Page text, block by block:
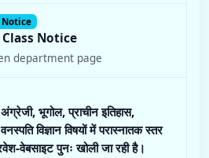
Class Notice
department page
भूगोल, प्राचीन इतिहास,
वनस्पति विज्ञान विषयों में परास्नातक स्तर
वेबसाइट पुनः खोली जा रही है।